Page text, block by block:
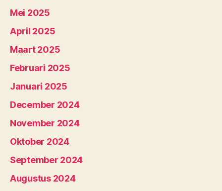
Mei 2025
April 2025
Maart 2025
Februari 2025
Januari 2025
December 2024
November 2024
Oktober 2024
September 2024
Augustus 2024